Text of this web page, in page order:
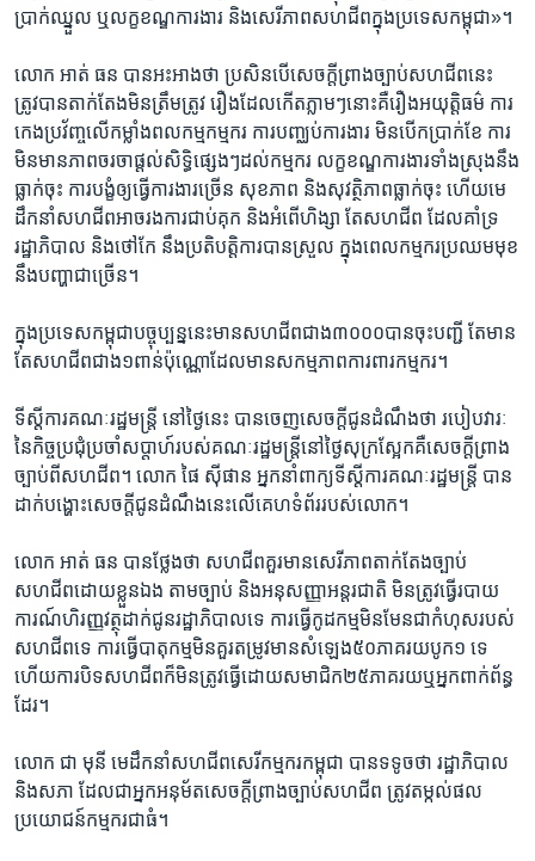
ប្រាក់​ឈ្នួល​ ឬ​លក្ខខណ្ឌ​ការងារ​ និង​សេរីភាព​សហជីព​ក្នុង​ប្រទេស​កម្ពុជា»។​
លោក​ អាត់ ធន​ បាន​អះអាង​ថា​ ប្រសិន​បើ​សេចក្តី​ព្រាង​ច្បាប់​សហជីព​នេះ​
ត្រូវ​បាន​តាក់តែង​មិន​ត្រឹមត្រូវ ​រឿង​ដែល​កើត​ភ្លាមៗ​នោះ​គឺរឿង​អយុត្តិធម៌ ​ការ​
កេង​ប្រវ័ញ្ច​លើ​កម្លាំង​ពលកម្ម​កម្មករ​ ការ​បញ្ឈប់​ការងារ​ មិន​បើក​ប្រាក់ខែ​ ការ​
មិន​មាន​ភាព​ចរចា​ផ្តល់​សិទ្ធិផ្សេងៗ​ដល់​កម្មករ​ លក្ខខណ្ឌ​ការងារ​ទាំងស្រុង​នឹង​
ធ្លាក់ចុះ​ ការ​បង្ខំ​ឲ្យធ្វើ​ការងារ​ច្រើន​ សុខភាព ​និងសុវត្ថិភាព​ធ្លាក់ចុះ​ ហើយ​មេ​
ដឹកនាំ​សហជីព​អាច​រង​ការ​ជាប់គុក​ និង​អំពើ​ហិង្សា ​តែ​សហជីព ​ដែល​គាំទ្រ​
រដ្ឋាភិបាល​ និង​ថៅកែ​ នឹង​ប្រតិ​បត្តិការ​បាន​ស្រួល​ ក្នុង​ពេល​កម្មករ​ប្រឈម​មុខ​
នឹង​បញ្ហា​ជាច្រើន។​
ក្នុង​ប្រទេស​កម្ពុជាបច្ចុប្បន្ន​នេះ​មាន​សហជីព​ជាង​៣០០០បាន​ចុះបញ្ជី តែ​មាន​
តែ​សហជីព​ជាង​១​ពាន់​ប៉ុណ្ណោដែល​មាន​សកម្មភាព​ការពារ​កម្មករ។​
ទីស្តីការ​គណៈ​រដ្ឋមន្ត្រី​ នៅ​ថ្ងៃនេះ​ បានចេញ​សេចក្តីជូន​ដំណឹងថា​ ​របៀប​វារៈ​
នៃ​កិច្ច​ប្រជុំប្រចាំ​សប្តាហ៍​របស់​គណៈរដ្ឋមន្ត្រីនៅថ្ងៃសុក្រ​ស្អែក​គឺ​សេចក្តី​ព្រាង​
ច្បាប់ពី​សហជីព។ ​លោក ​ផៃ ស៊ីផាន ​អ្នក​នាំពាក្យ​ទីស្តីការ​គណៈ​រដ្ឋ​មន្ត្រី​ បាន​
ដាក់​បង្ហោះ​សេចក្តីជូន​ដំណឹង​នេះ​លើ​គេហទំព័រ​របស់​លោក។​
លោក ​អាត់ ធន ​បាន​ថ្លែង​ថា​ សហជីព​គួរ​មាន​សេរីភាព​តាក់តែង​ច្បាប់​
សហជីព​ដោយ​ខ្លួន​ឯង​ តាម​ច្បាប់​ និង​អនុសញ្ញា​អន្តរជាតិ​ មិន​ត្រូវ​ធ្វើ​របាយ​
ការណ៍​ហិរញ្ញ​វត្ថុ​ដាក់​ជូន​រដ្ឋាភិបាល​ទេ ​ការ​ធ្វើ​កូដកម្ម​មិនមែន​ជាកំហុស​របស់​
សហជីព​ទេ​ ការ​ធ្វើ​បាតុកម្ម​មិន​គួរ​តម្រូវ​មាន​សំឡេង​៥០ភាគរយ​បូក​១​ ទេ​
ហើយ​ការ​បិទ​សហជីព​ក៏មិនត្រូវ​ធ្វើ​ដោយ​សមាជិក​២៥​ភាគរយ​ឬ​អ្នក​ពាក់​ព័ន្ធ​
ដែរ។​
លោក​ ជា មុនី ​មេ​ដឹក​នាំ​សហជីព​សេរី​កម្មករ​កម្ពុជា​ បាន​ទទូច​ថា​ រដ្ឋាភិបាល ​
និង​សភា ​ដែល​ជា​អ្នក​អនុម័ត​សេចក្តី​ព្រាងច្បាប់​សហជីព​ ត្រូវ​តម្កល់​ផល​
ប្រយោជន៍​កម្មករ​ជា​ធំ។​